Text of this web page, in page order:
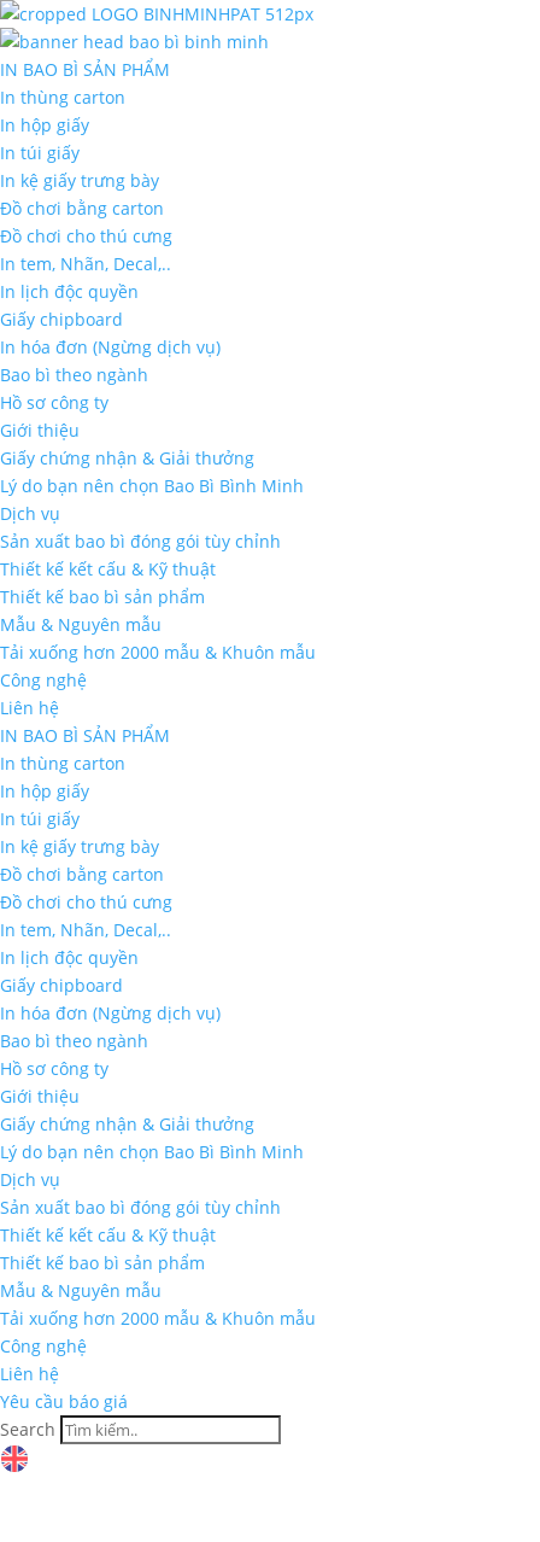
IN BAO BÌ SẢN PHẨM
In thùng carton
In hộp giấy
In túi giấy
In kệ giấy trưng bày
Đồ chơi bằng carton
Đồ chơi cho thú cưng
In tem, Nhãn, Decal,..
In lịch độc quyền
Giấy chipboard
In hóa đơn (Ngừng dịch vụ)
Bao bì theo ngành
Hồ sơ công ty
Giới thiệu
Giấy chứng nhận & Giải thưởng
Lý do bạn nên chọn Bao Bì Bình Minh
Dịch vụ
Sản xuất bao bì đóng gói tùy chỉnh
Thiết kế kết cấu & Kỹ thuật
Thiết kế bao bì sản phẩm
Mẫu & Nguyên mẫu
Tải xuống hơn 2000 mẫu & Khuôn mẫu
Công nghệ
Liên hệ
IN BAO BÌ SẢN PHẨM
In thùng carton
In hộp giấy
In túi giấy
In kệ giấy trưng bày
Đồ chơi bằng carton
Đồ chơi cho thú cưng
In tem, Nhãn, Decal,..
In lịch độc quyền
Giấy chipboard
In hóa đơn (Ngừng dịch vụ)
Bao bì theo ngành
Hồ sơ công ty
Giới thiệu
Giấy chứng nhận & Giải thưởng
Lý do bạn nên chọn Bao Bì Bình Minh
Dịch vụ
Sản xuất bao bì đóng gói tùy chỉnh
Thiết kế kết cấu & Kỹ thuật
Thiết kế bao bì sản phẩm
Mẫu & Nguyên mẫu
Tải xuống hơn 2000 mẫu & Khuôn mẫu
Công nghệ
Liên hệ
Yêu cầu báo giá
Search